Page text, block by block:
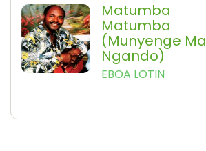
Matumba
Matumba
(Munyenge Ma
Ngando)
EBOA LOTIN